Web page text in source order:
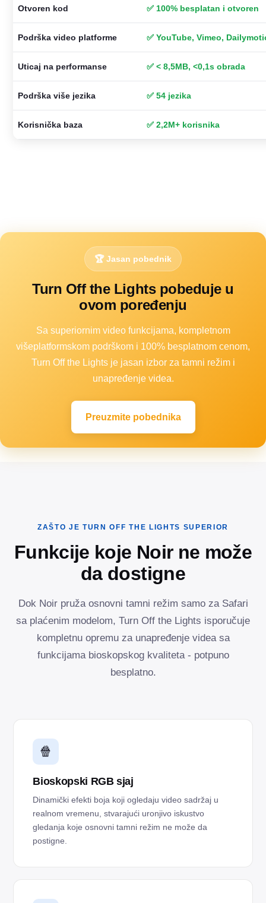
Otvoren kod ✅ 100% besplatan i otvoren
Podrška video platforme ✅ YouTube, Vimeo,
Uticaj na performanse ✅ < 8,5MB, <0,1s obrada
Podrška više jezika ✅ 54 jezika
Korisnička baza ✅ 2,2M+ korisnika
🏆 Jasan pobednik
Turn Off the Lights pobeduje u
ovom poređenju
Sa superiornim video funkcijama, kompletnom
višeplatformskom podrškom i 100% besplatnom cenom,
Turn Off the Lights je jasan izbor za tamni režim i
unapređenje videa.
Preuzmite pobednika
ZAŠTO JE TURN OFF THE LIGHTS SUPERIOR
Funkcije koje Noir ne može
da dostigne
Dok Noir pruža osnovni tamni režim samo za Safari
sa plaćenim modelom, Turn Off the Lights isporučuje
kompletnu opremu za unapređenje videa sa
funkcijama bioskopskog kvaliteta - potpuno
besplatno.
🍿
Bioskopski RGB sjaj
Dinamički efekti boja koji ogledaju video sadržaj u
realnom vremenu, stvarajući uronjivo iskustvo
gledanja koje osnovni tamni režim ne može da
postigne.